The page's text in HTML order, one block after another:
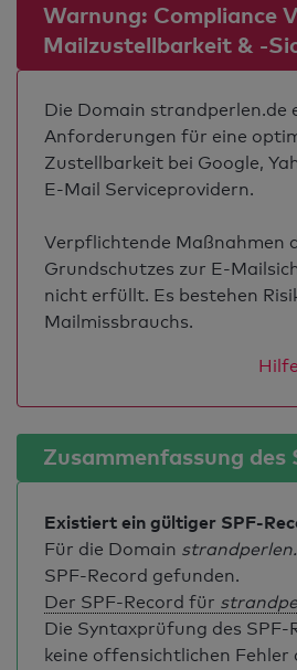
Warnung: Compliance
Mailzustellbarkeit & -
Die Domain strandperlen.de
Anforderungen für eine
Zustellbarkeit bei Google,
E-Mail Serviceprovidern.
Verpflichtende Maßnahmen
Grundschutzes zur E-
nicht erfüllt. Es bestehen
Mailmissbrauchs.
Zusammenfassung des
Existiert ein gültiger SPF-
Für die Domain
SPF-Record gefunden.
Der SPF-Record für
Die Syntaxprüfung des SPF-
keine offensichtlichen Fehler